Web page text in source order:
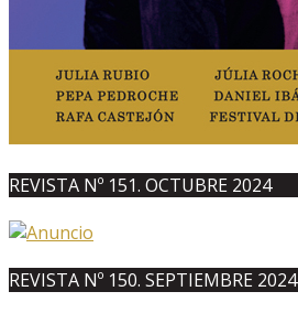
REVISTA Nº 151. OCTUBRE 2024
REVISTA Nº 150. SEPTIEMBRE 2024